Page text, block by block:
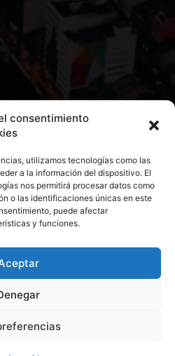
consentimiento
utilizamos tecnologías como las
a la información del dispositivo. El
nos permitirá procesar datos como
o las identificaciones únicas en este
puede afectar
y funciones.